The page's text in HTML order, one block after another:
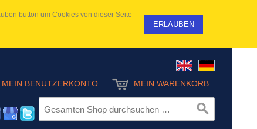
button um Cookies von dieser Seite
ERLAUBEN
MEIN BENUTZERKONTO MEIN WARENKORB